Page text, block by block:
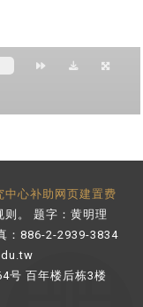
心补助网页建置费
则 。 题字：黄明理
：886-2-2939-3834
号 百年楼后栋3楼